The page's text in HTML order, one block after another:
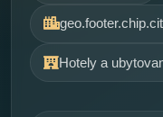
Hotely a